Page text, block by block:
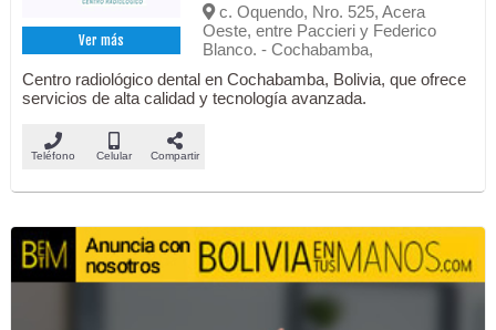
Ver más
c. Oquendo, Nro. 525, Acera
Oeste, entre Paccieri y Federico
Blanco. - Cochabamba,
Centro radiológico dental en Cochabamba, Bolivia, que ofrece
servicios de alta calidad y tecnología avanzada.
Teléfono Celular Compartir